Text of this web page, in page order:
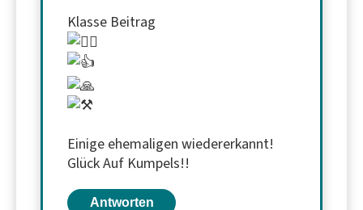
Klasse Beitrag
Einige ehemaligen wiedererkannt!
Glück Auf Kumpels!!
Antworten